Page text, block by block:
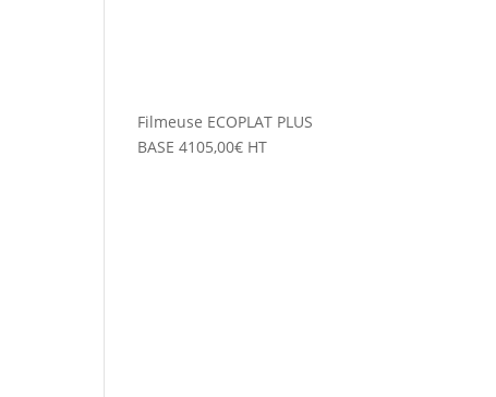
Filmeuse ECOPLAT PLUS
BASE 4105,00€ HT